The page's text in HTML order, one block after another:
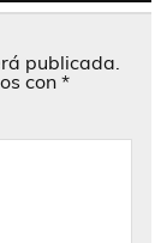
publicada.
con *